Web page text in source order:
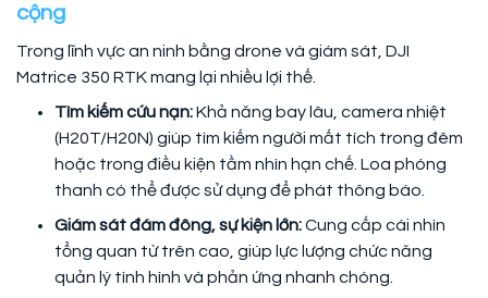
cộng
Trong lĩnh vực an ninh bằng drone và giám sát, DJI
Matrice 350 RTK mang lại nhiều lợi thế.
Tìm kiếm cứu nạn:Khả năng bay lâu, camera nhiệt
(H20T/H20N) giúp tìm kiếm người mất tích trong đêm
hoặc trong điều kiện tầm nhìn hạn chế. Loa phóng
thanh có thể được sử dụng để phát thông báo.
Giám sát đám đông, sự kiện lớn:Cung cấp cái nhìn
tổng quan từ trên cao, giúp lực lượng chức năng
quản lý tình hình và phản ứng nhanh chóng.